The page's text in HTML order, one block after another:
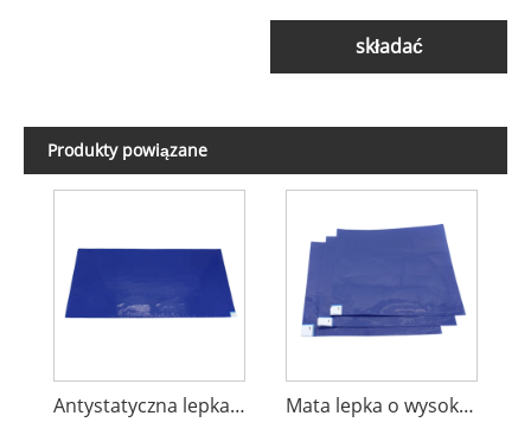
składać
Produkty powiązane
Antystatyczna lepka mata Mata lepka o wysokiej wytrzymałości